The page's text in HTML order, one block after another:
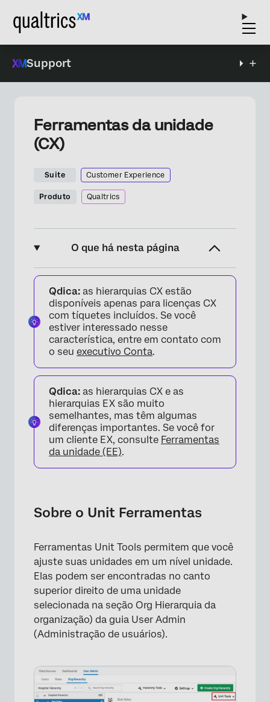
Support
Ferramentas da unidade
(CX)
Suite Customer Experience
Produto Qualtrics
O que há nesta página
Sobre o Unit Ferramentas
Ajuste de unidades
Ajuste de membros da unidade
Perguntas frequentes
Qdica: as hierarquias CX estão
disponíveis apenas para licenças CX
com tíquetes incluídos. Se você
estiver interessado nesse
característica, entre em contato com
o seu executivo Conta.
Qdica: as hierarquias CX e as
hierarquias EX são muito
semelhantes, mas têm algumas
diferenças importantes. Se você for
um cliente EX, consulte Ferramentas
da unidade (EE).
Sobre o Unit Ferramentas
Ferramentas Unit Tools permitem que você
ajuste suas unidades em um nível unidade.
Elas podem ser encontradas no canto
superior direito de uma unidade
selecionada na seção Org Hierarquia da
organização) da guia User Admin
(Administração de usuários).